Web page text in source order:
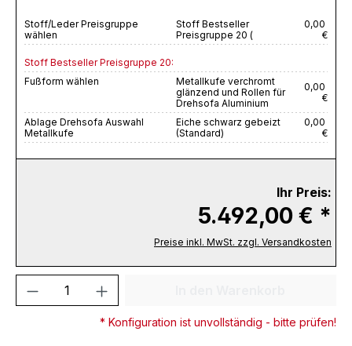
Stoff/Leder Preisgruppe
wählen
Stoff Bestseller
Preisgruppe 20 (
0,00
€
Stoff Bestseller Preisgruppe 20:
Fußform wählen
Metallkufe verchromt
glänzend und Rollen für
Drehsofa Aluminium
0,00
€
Ablage Drehsofa Auswahl
Metallkufe
Eiche schwarz gebeizt
(Standard)
0,00
€
Ihr Preis:
5.492,00 € *
Preise inkl. MwSt. zzgl. Versandkosten
Produkt Anzahl: Gib den
* Konfiguration ist unvollständig - bitte prüfen!